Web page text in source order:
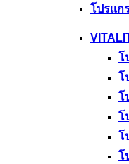
โปรแก
โ
โ
โ
โ
โ
โ